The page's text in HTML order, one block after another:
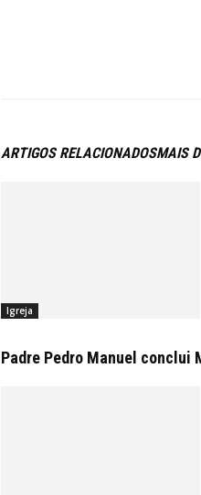
ARTIGOS RELACIONADOSMAIS
Igreja
Padre Pedro Manuel conclui